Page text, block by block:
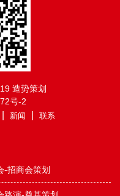
造势策划
号-2
新闻 联系
-招商会策划